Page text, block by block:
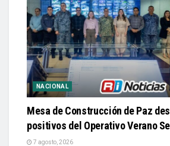
NACIONAL
Mesa de Construcción de Paz
positivos del Operativo Verano
7 agosto, 2026